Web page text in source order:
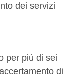
dei servizi
per più di sei
di